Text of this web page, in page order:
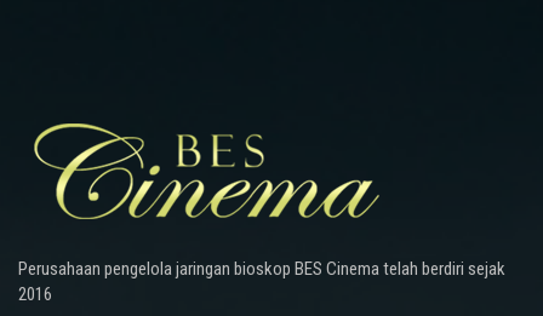
Perusahaan pengelola jaringan bioskop BES Cinema telah berdiri sejak
2016